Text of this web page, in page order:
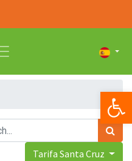
Tarifa Santa Cruz